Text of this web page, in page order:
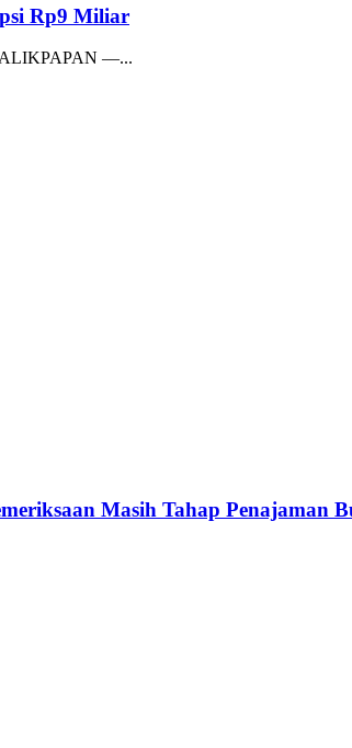
Rp9 Miliar
—...
Masih Tahap Penajaman